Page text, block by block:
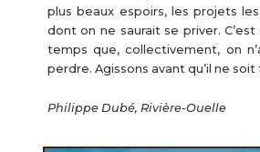
plus beaux espoirs, les projets
dont on ne saurait se priver.
temps que, collectivement, on
perdre. Agissons avant qu’il ne
Philippe Dubé, Rivière-Ouelle